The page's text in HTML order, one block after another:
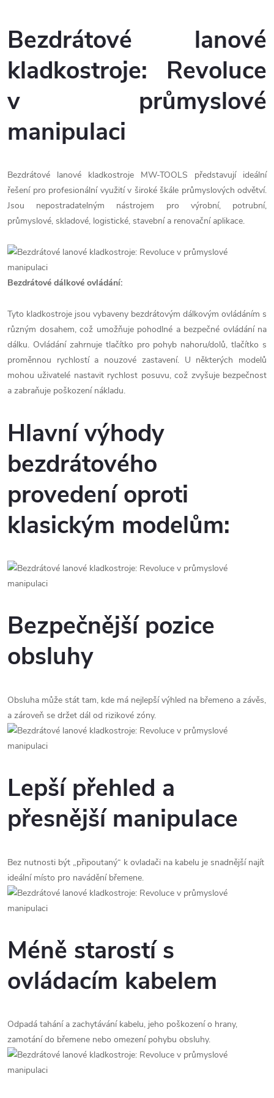
Bezdrátové lanové
kladkostroje: Revoluce
v průmyslové
manipulaci
Bezdrátové lanové kladkostroje MW-TOOLS představují ideální
řešení pro profesionální využití v široké škále průmyslových odvětví.
Jsou nepostradatelným nástrojem pro výrobní, potrubní,
průmyslové, skladové, logistické, stavební a renovační aplikace.
Bezdrátové dálkové ovládání:
Tyto kladkostroje jsou vybaveny bezdrátovým dálkovým ovládáním s
různým dosahem, což umožňuje pohodlné a bezpečné ovládání na
dálku. Ovládání zahrnuje tlačítko pro pohyb nahoru/dolů, tlačítko s
proměnnou rychlostí a nouzové zastavení. U některých modelů
mohou uživatelé nastavit rychlost posuvu, což zvyšuje bezpečnost
a zabraňuje poškození nákladu.
Hlavní výhody
bezdrátového
provedení oproti
klasickým modelům:
Bezpečnější pozice
obsluhy
Obsluha může stát tam, kde má nejlepší výhled na břemeno a závěs,
a zároveň se držet dál od rizikové zóny.
Lepší přehled a
přesnější manipulace
Bez nutnosti být „připoutaný“ k ovladači na kabelu je snadnější najít
ideální místo pro navádění břemene.
Méně starostí s
ovládacím kabelem
Odpadá tahání a zachytávání kabelu, jeho poškození o hrany,
zamotání do břemene nebo omezení pohybu obsluhy.